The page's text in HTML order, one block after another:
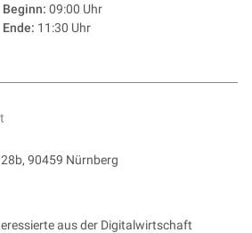
Beginn: 09:00 Uhr
Ende: 11:30 Uhr
90459 Nürnberg
aus der Digitalwirtschaft